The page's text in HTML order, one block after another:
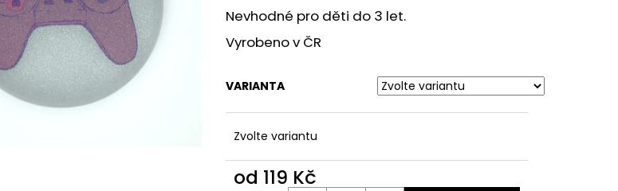
Nevhodné pro děti do 3 let.
Vyrobeno v ČR
VARIANTA
Zvolte variantu
od 119 Kč
REFLEXNÍ PLACKA MM